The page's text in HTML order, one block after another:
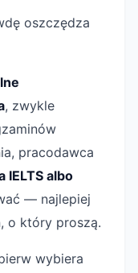
oszczędza
, zwykle
pracodawca
IELTS albo
— najlepiej
o który proszą.
wybiera